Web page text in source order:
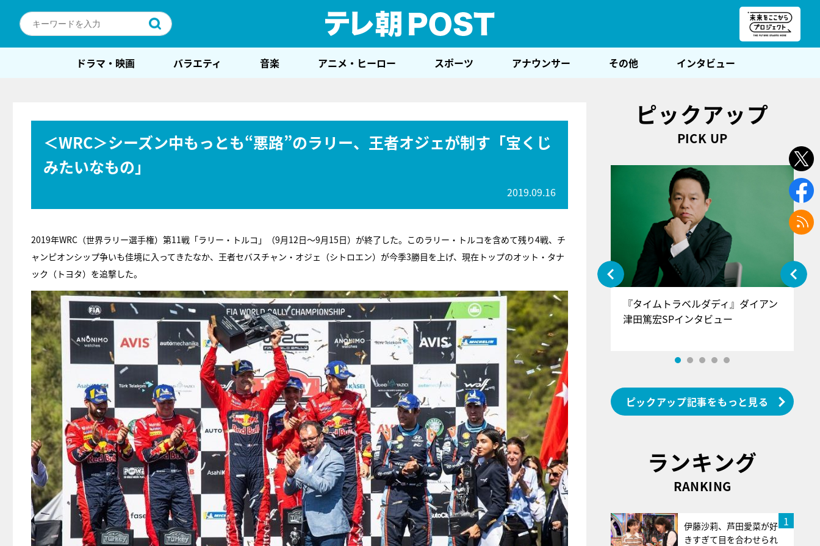
ドラマ・映画 バラエティ 音楽 アニメ・ヒーロー スポーツ アナウンサー その他 インタビュー
＜WRC＞シーズン中もっとも“悪路”のラリー、王者オジェが制す「宝くじ
みたいなもの」
2019.09.16
2019年WRC（世界ラリー選手権）第11戦「ラリー・トルコ」（9月12日～9月15日）が終了した。このラリー・トルコを含めて残り4戦、チ
ャンピオンシップ争いも佳境に入ってきたなか、王者セバスチャン・オジェ（シトロエン）が今季3勝目を上げ、現在トップのオット・タナ
ック（トヨタ）を追撃した。
ピックアップ
PICK UP
『アイ＝ラブ！げーみんぐ』＝LOV
E齋藤樹愛羅＆佐々木舞香SPインタ
ビュー
『タイムトラベルダディ』ダイアン
津田篤宏SPインタビュー
ピックアップ記事をもっと見る
ランキング
RANKING
1
伊藤沙莉、芦田愛菜が好
きすぎて目を合わせられ